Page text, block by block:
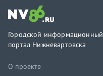
Городской информационный
портал Нижневартовска
О проекте